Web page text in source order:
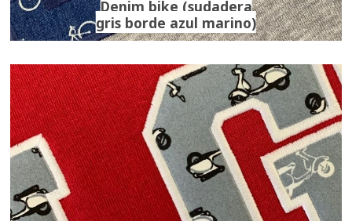
Denim bike (sudadera
gris borde azul marino)